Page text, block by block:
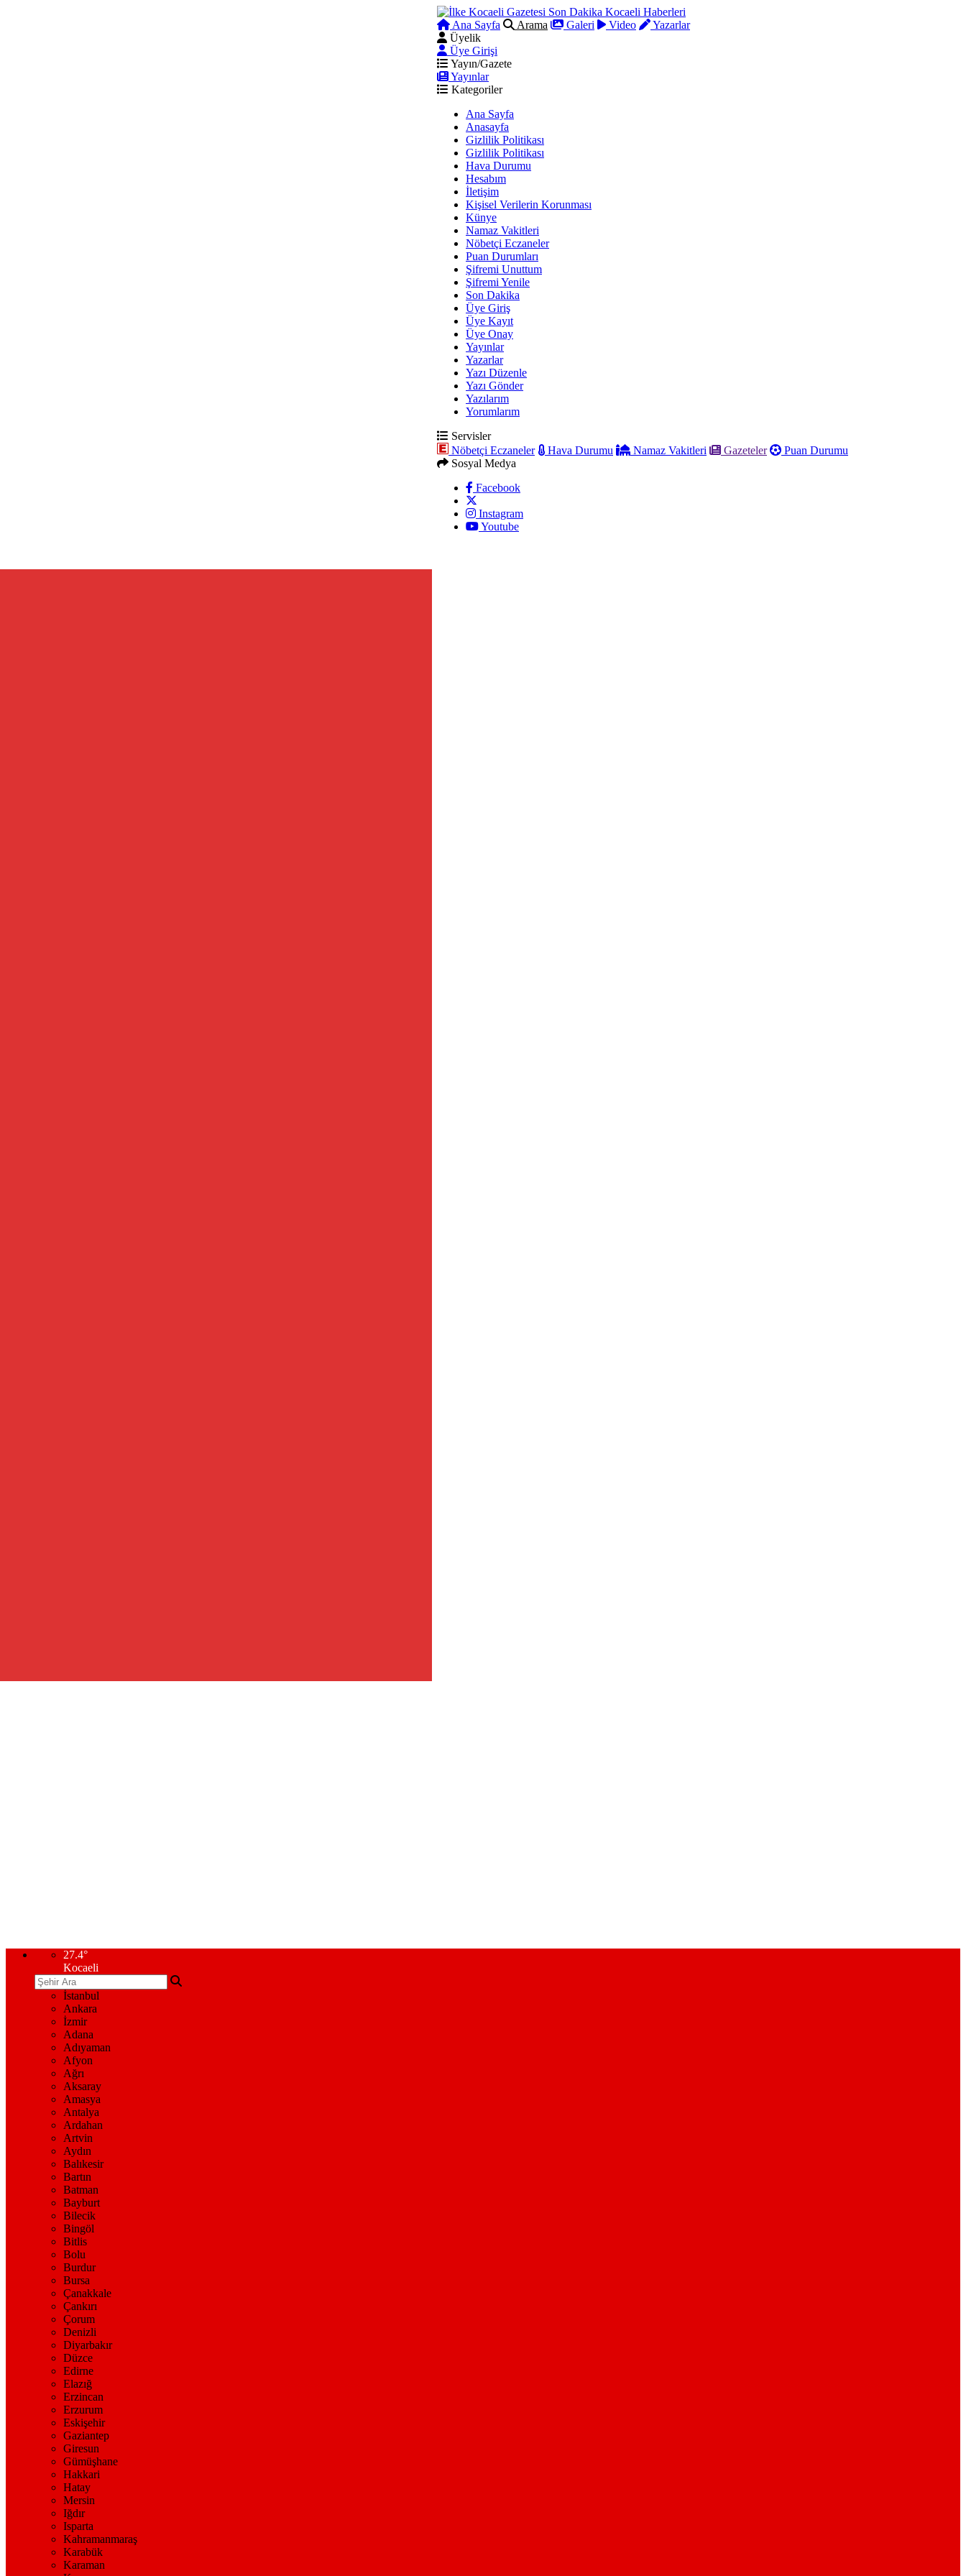
Ana Sayfa Arama Galeri Video
Yazarlar
Üyelik
Üye Girişi
Yayın/Gazete
Yayınlar
Kategoriler
Ana Sayfa
Anasayfa
Gizlilik Politikası
Gizlilik Politikası
Hava Durumu
Hesabım
İletişim
Kişisel Verilerin Korunması
Künye
Namaz Vakitleri
Nöbetçi Eczaneler
Puan Durumları
Şifremi Unuttum
Şifremi Yenile
Son Dakika
Üye Giriş
Üye Kayıt
Üye Onay
Yayınlar
Yazarlar
Yazı Düzenle
Yazı Gönder
Yazılarım
Yorumlarım
Servisler
Nöbetçi Eczaneler
Hava Durumu Namaz Vakitleri Gazeteler
Puan Durumu
Sosyal Medya
Facebook
Instagram
Youtube
27.4°
Kocaeli
İstanbul
Ankara
İzmir
Adana
Adıyaman
Afyon
Ağrı
Aksaray
Amasya
Antalya
Ardahan
Artvin
Aydın
Balıkesir
Bartın
Batman
Bayburt
Bilecik
Bingöl
Bitlis
Bolu
Burdur
Bursa
Çanakkale
Çankırı
Çorum
Denizli
Diyarbakır
Düzce
Edirne
Elazığ
Erzincan
Erzurum
Eskişehir
Gaziantep
Giresun
Gümüşhane
Hakkari
Hatay
Mersin
Iğdır
Isparta
Kahramanmaraş
Karabük
Karaman